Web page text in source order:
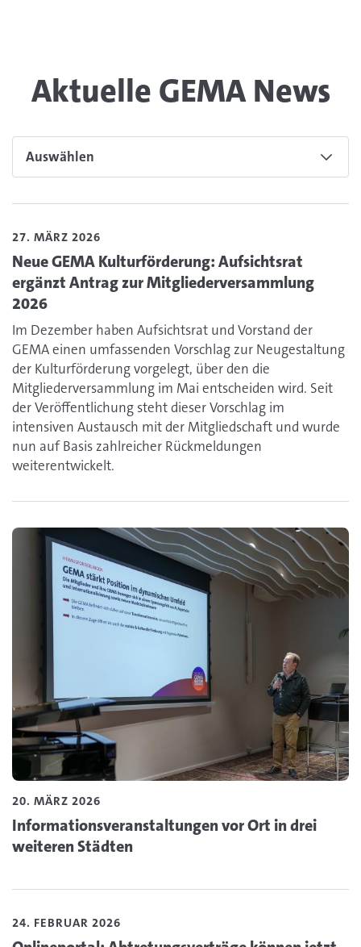
Aktuelle GEMA News
Auswählen
27. MÄRZ 2026
Neue GEMA Kulturförderung: Aufsichtsrat
ergänzt Antrag zur Mitgliederversammlung
2026
Im Dezember haben Aufsichtsrat und Vorstand der
GEMA einen umfassenden Vorschlag zur Neugestaltung
der Kulturförderung vorgelegt, über den die
Mitgliederversammlung im Mai entscheiden wird. Seit
der Veröffentlichung steht dieser Vorschlag im
intensiven Austausch mit der Mitgliedschaft und wurde
nun auf Basis zahlreicher Rückmeldungen
weiterentwickelt.
20. MÄRZ 2026
Informationsveranstaltungen vor Ort in drei
weiteren Städten
24. FEBRUAR 2026